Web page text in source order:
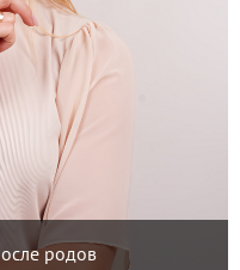
родов